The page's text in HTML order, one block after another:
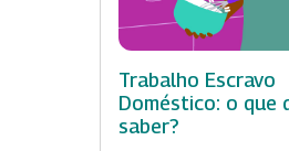
Trabalho Escravo
Doméstico: o que
saber?